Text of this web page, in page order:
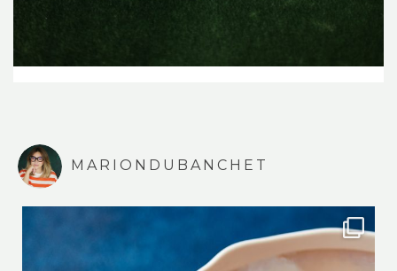
MARIONDUBANCHET